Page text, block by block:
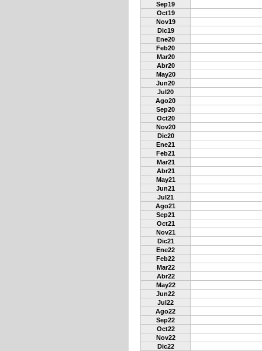
Sep19
Oct19
Nov19
Dic19
Ene20
Feb20
Mar20
Abr20
May20
Jun20
Jul20
Ago20
Sep20
Oct20
Nov20
Dic20
Ene21
Feb21
Mar21
Abr21
May21
Jun21
Jul21
Ago21
Sep21
Oct21
Nov21
Dic21
Ene22
Feb22
Mar22
Abr22
May22
Jun22
Jul22
Ago22
Sep22
Oct22
Nov22
Dic22